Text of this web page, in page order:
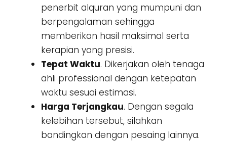
penerbit alquran yang mumpuni dan
berpengalaman sehingga
memberikan hasil maksimal serta
kerapian yang presisi.
Tepat Waktu. Dikerjakan oleh tenaga
ahli professional dengan ketepatan
waktu sesuai estimasi.
Harga Terjangkau. Dengan segala
kelebihan tersebut, silahkan
bandingkan dengan pesaing lainnya.